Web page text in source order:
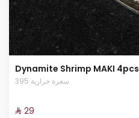
Dynamite Shrimp MAKI 4pcs
395 سعرة حرارية
⁨⁦‪‬ 29⁩